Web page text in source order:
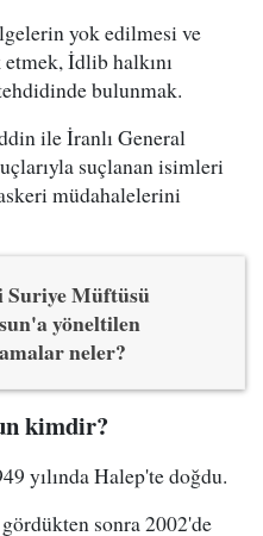
yok edilmesi ve
İdlib halkını
bulunmak.
ile İranlı General
suçlanan isimleri
müdahalelerini
Suriye Müftüsü
yöneltilen
neler?
kimdir?
yılında Halep'te doğdu.
sonra 2002'de